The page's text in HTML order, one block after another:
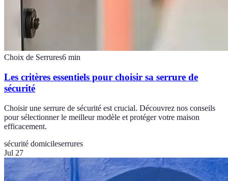
Choix de Serrures6 min
Les critères essentiels pour choisir sa serrure de
sécurité
Choisir une serrure de sécurité est crucial. Découvrez nos conseils
pour sélectionner le meilleur modèle et protéger votre maison
efficacement.
sécurité domicileserrures
Jul 27